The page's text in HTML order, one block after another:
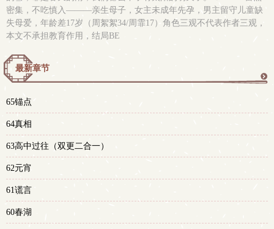
密集，不吃慎入———亲生母子，女主未成年先孕，男主留守儿童缺
失母爱，年龄差17岁（周絮絮34/周霏17）角色三观不代表作者三观，
本文不承担教育作用，结局BE
最新章节
65锚点
64真相
63高中过往（双更二合一）
62元宵
61谎言
60春湖